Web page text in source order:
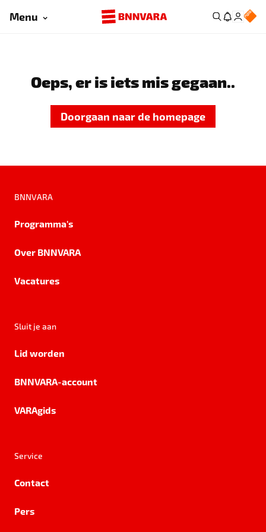
Menu
Oeps, er is iets mis gegaan..
Doorgaan naar de homepage
BNNVARA
Programma's
Over BNNVARA
Vacatures
Sluit je aan
Lid worden
BNNVARA-account
VARAgids
Service
Contact
Pers